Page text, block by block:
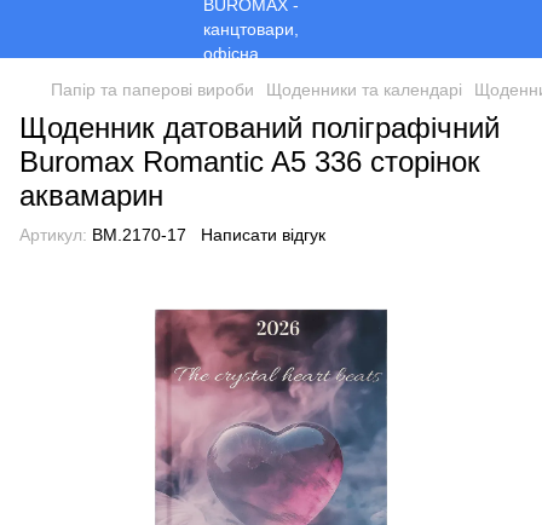
Папір та паперові вироби Щоденники та календарі
Щоденник датований поліграфічний
Buromax Romantic A5 336 сторінок
аквамарин
Артикул: BM.2170-17 Написати відгук